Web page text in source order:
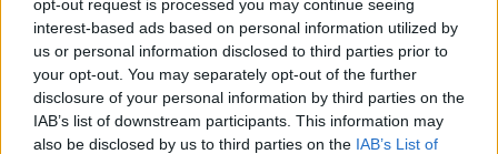
opt-out request is processed you may continue seeing
interest-based ads based on personal information utilized by
us or personal information disclosed to third parties prior to
your opt-out. You may separately opt-out of the further
disclosure of your personal information by third parties on the
IAB’s list of downstream participants. This information may
also be disclosed by us to third parties on the IAB’s List of